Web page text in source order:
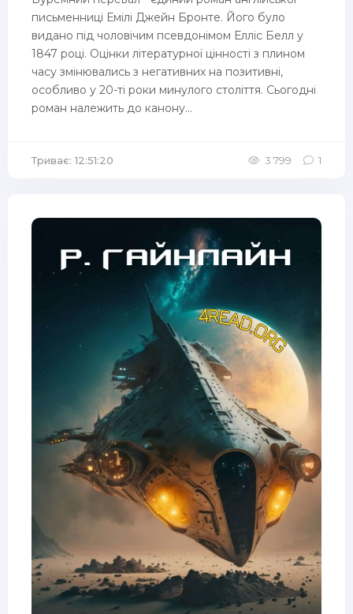
письменниці Емілі Джейн Бронте. Його було
видано під чоловічим псевдонімом Елліс Белл у
1847 році. Оцінки літературної цінності з плином
часу змінювались з негативних на позитивні,
особливо у 20-ті роки минулого століття. Сьогодні
роман належить до канону...
Триває: 12:51:20 3 799 1